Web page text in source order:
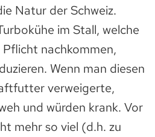
Natur der Schweiz.
im Stall, welche
nachkommen,
Wenn man diesen
verweigerte,
und würden krank. Vor
mehr so viel (d.h. zu